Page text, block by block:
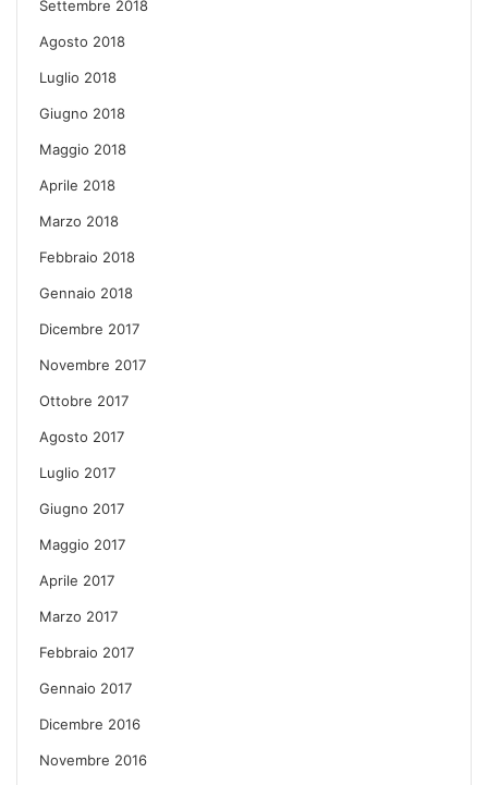
Settembre 2018
Agosto 2018
Luglio 2018
Giugno 2018
Maggio 2018
Aprile 2018
Marzo 2018
Febbraio 2018
Gennaio 2018
Dicembre 2017
Novembre 2017
Ottobre 2017
Agosto 2017
Luglio 2017
Giugno 2017
Maggio 2017
Aprile 2017
Marzo 2017
Febbraio 2017
Gennaio 2017
Dicembre 2016
Novembre 2016